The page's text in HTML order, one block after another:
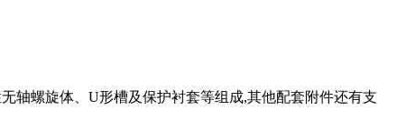
轴螺旋体、U形槽及保护衬套等组成,其他配套附件还有支